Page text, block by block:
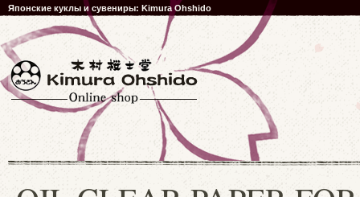
Японские куклы и сувениры: Kimura Ohshido